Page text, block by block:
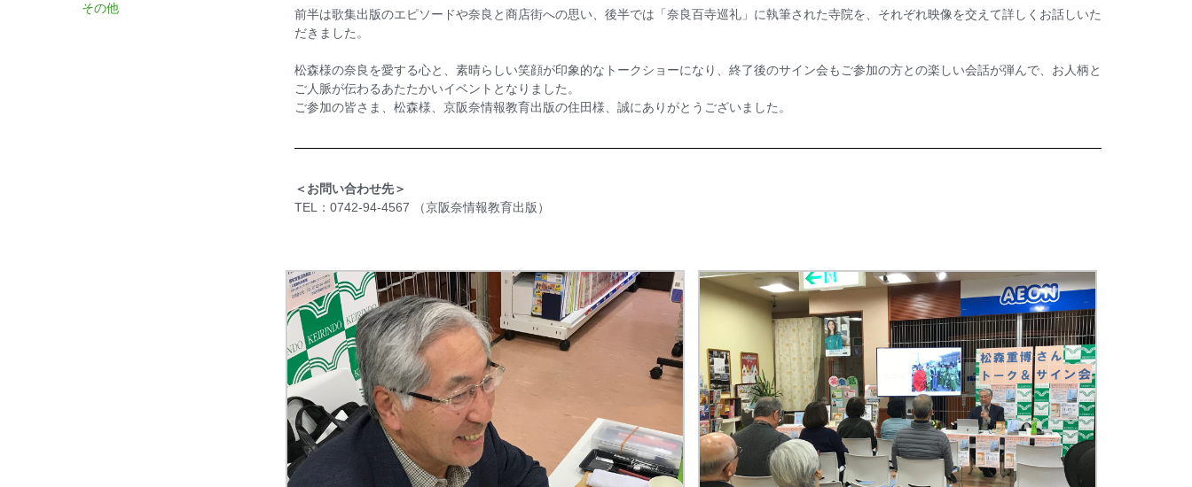
前半は歌集出版のエピソードや奈良と商店街への思い、後半では「奈良百寺巡礼」に執筆された寺院を、それぞれ映像を交えて詳しくお話しいた
だきました。
松森様の奈良を愛する心と、素晴らしい笑顔が印象的なトークショーになり、終了後のサイン会もご参加の方との楽しい会話が弾んで、お人柄と
ご人脈が伝わるあたたかいイベントとなりました。
ご参加の皆さま、松森様、京阪奈情報教育出版の住田様、誠にありがとうございました。
＜お問い合わせ先＞
TEL：0742-94-4567 （京阪奈情報教育出版）
その他